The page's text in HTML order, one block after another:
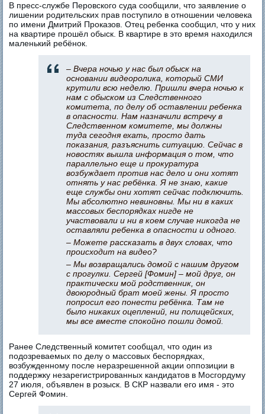
В пресс-службе Перовского суда сообщили, что заявление о
лишении родительских прав поступило в отношении человека
по имени Дмитрий Проказов. Отец ребенка сообщил, что у них
на квартире прошёл обыск. В квартире в это время находился
маленький ребёнок.
– Вчера ночью у нас был обыск на
основании видеоролика, который СМИ
крутили всю неделю. Пришли вчера ночью к
нам с обыском из Следственного
комитета, по делу об оставлении ребенка
в опасности. Нам назначили встречу в
Следственном комитете, мы должны
туда сегодня ехать, просто дать
показания, разъяснить ситуацию. Сейчас в
новостях вышла информация о том, что
параллельно еще и прокуратура
возбуждает против нас дело и они хотят
отнять у нас ребёнка. Я не знаю, какие
еще службы они хотят сейчас подключить.
Мы абсолютно невиновны. Мы ни в каких
массовых беспорядках нигде не
участвовали и ни в коем случае никогда не
оставляли ребенка в опасности и одного.
– Можете рассказать в двух словах, что
происходит на видео?
– Мы возвращались домой с нашим другом
с прогулки. Сергей [Фомин] – мой друг, он
практически мой родственник, он
двоюродный брат моей жены. Я просто
попросил его понести ребёнка. Там не
было никаких оцеплений, ни полицейских,
мы все вместе спокойно пошли домой.
Ранее Следственный комитет сообщал, что один из
подозреваемых по делу о массовых беспорядках,
возбужденному после неразрешенной акции оппозиции в
поддержку незарегистрированных кандидатов в Мосгордуму
27 июля, объявлен в розыск. В СКР назвали его имя - это
Сергей Фомин.